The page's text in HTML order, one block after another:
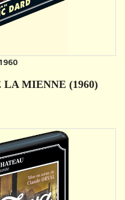
MIENNE (1960)